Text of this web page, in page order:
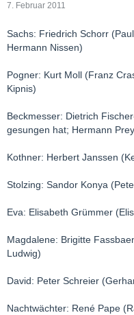
7. Februar 2011
Sachs: Friedrich Schorr
Hermann Nissen)
Pogner: Kurt Moll (Franz
Kipnis)
Beckmesser: Dietrich
gesungen hat; Hermann
Kothner: Herbert Janssen
Stolzing: Sandor Konya
Eva: Elisabeth Grümmer
Magdalene: Brigitte
Ludwig)
David: Peter Schreier
Nachtwächter: René Pape